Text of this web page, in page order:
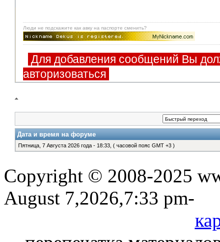
Люди не подскажите как авку на паспорте сменить?
Для добавления сообщений Вы
авторизоваться
Дата и время на форуме
Пятница, 7 Августа 2026 года - 18:33, ( часовой пояс GMT +3 )
Copyright © 2008-2025
August 7,2026,7:33 pm-